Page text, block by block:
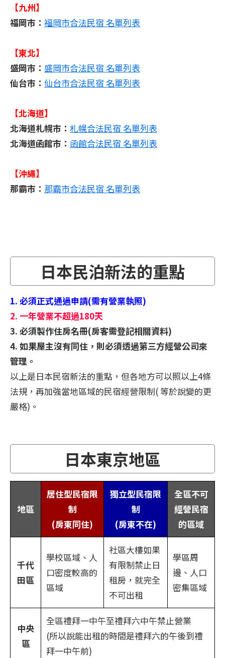
【九州】
福岡市： 福岡市合法民宿 名單列表
【東北】
盛岡市： 盛岡市合法民宿 名單列表
仙台市： 仙台市合法民宿 名單列表
【北海道】
北海道札幌市： 札幌合法民宿 名單列表
北海道函館市： 函館合法民宿 名單列表
【沖繩】
那霸市： 那霸市合法民宿 名單列表
日本民泊新法的重點
1. 必須正式通過申請(需有營業執照)
2. 一年營業不超過180天
3. 必須製作住房名冊(房客需登記相關資料)
4. 如果屋主沒有同住，則必須透過第三方經營公司來
管理。
以上是日本民宿新法的重點，但各地方可以照以上4條
法規，再加強當地區域的民宿經營限制( 等於說變的更
嚴格)。
日本東京地區
地區
居住型民宿限
制
(房東同住)
獨立型民宿限
制
(房東不在)
全區不可
經營民宿
的區域
千代
田區
學校區域、人
口密度較高的
區域
社區大樓如果
有限制禁止日
租房，就完全
不可出租
學區周
邊、人口
密集區域
中央
區
全區禮拜一中午至禮拜六中午禁止營業
(所以說能出租的時間是禮拜六的午後到禮
拜一中午前)